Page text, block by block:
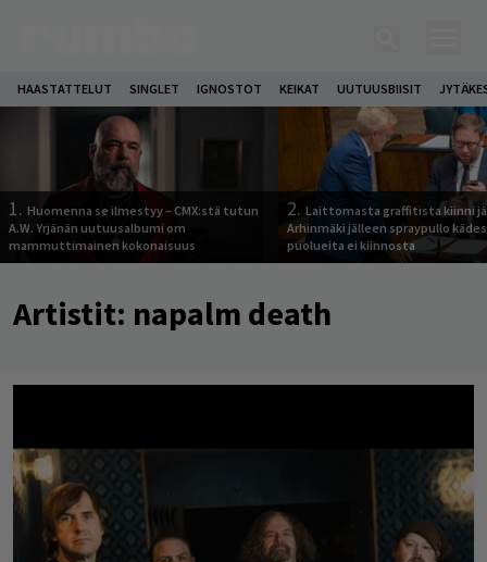
HAASTATTELUT SINGLET IGNOSTOT KEIKAT UUTUUSBIISIT
1. Huomenna se ilmestyy – CMX:stä tutun
A.W. Yrjänän uutuusalbumi om
mammuttimainen kokonaisuus
2. Laittomasta graffitista kiinni
Arhinmäki jälleen spraypullo
puolueita ei kiinnosta
Artistit: napalm death